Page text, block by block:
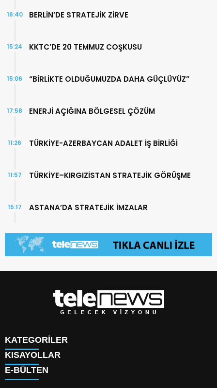
BERLİN’DE STRATEJİK ZİRVE
16:40
KKTC’DE 20 TEMMUZ COŞKUSU
15:24
“BİRLİKTE OLDUĞUMUZDA DAHA GÜÇLÜYÜZ”
15:06
ENERJİ AÇIĞINA BÖLGESEL ÇÖZÜM
17:58
TÜRKİYE-AZERBAYCAN ADALET İŞ BİRLİĞİ
11:26
TÜRKİYE–KIRGIZİSTAN STRATEJİK GÖRÜŞME
11:57
ASTANA’DA STRATEJİK İMZALAR
15:17
KATEGORİLER
TÜRK DÜNYASI
SAVUNMA SANAYİİ
KISAYOLLAR
KÜNYE
E-BÜLTEN